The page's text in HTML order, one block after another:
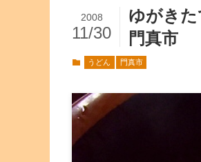
ゆがき
門真市
2008
11/30
うどん 門真市